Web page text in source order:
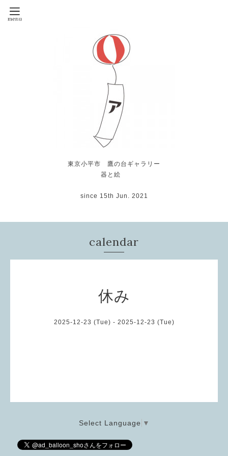
東京小平市 鷹の台ギャラリー
器と絵
since 15th Jun. 2021
calendar
休み
2025-12-23 (Tue) - 2025-12-23 (Tue)
Select Language ▼